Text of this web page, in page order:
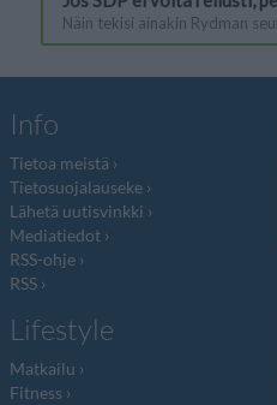
Info
Tietoa meistä
Tietosuojalauseke
Lähetä uutisvinkki
Mediatiedot
RSS-ohje
RSS
Lifestyle
Matkailu
Fitness